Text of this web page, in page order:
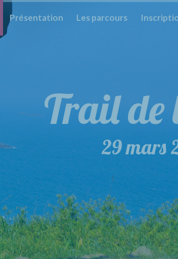
Présentation Les parcours
Trail de
29 mars